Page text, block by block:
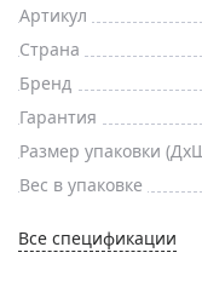
Артикул
Страна
Бренд
Гарантия
Размер упаковки
Вес в упаковке
Все спецификации